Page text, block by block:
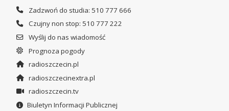
Zadzwoń do studia: 510 777 666
Czujny non stop: 510 777 222
Wyślij do nas wiadomość
Prognoza pogody
radioszczecin.pl
radioszczecinextra.pl
radioszczecin.tv
Biuletyn Informacji Publicznej